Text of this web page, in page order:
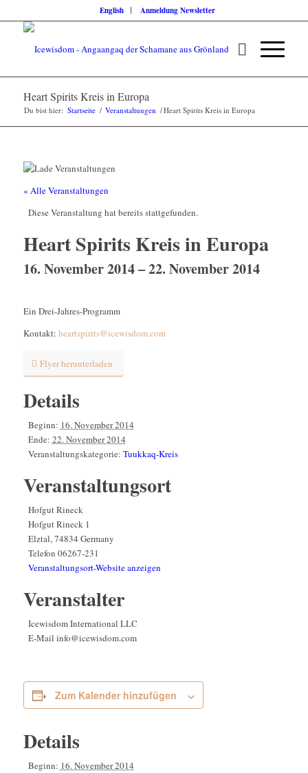
English Anmeldung Newsletter
Heart Spirits Kreis in Europa
Du bist hier: Startseite / Veranstaltungen /Heart Spirits Kreis in Europa
« Alle Veranstaltungen
Diese Veranstaltung hat bereits stattgefunden.
Heart Spirits Kreis in Europa
16. November 2014–22. November 2014
Ein Drei-Jahres-Programm
Kontakt: heartspirits@icewisdom.com
Flyer herunterladen
Details
Beginn: 16. November 2014
Ende: 22. November 2014
Veranstaltungskategorie: Tuukkaq-Kreis
Veranstaltungsort
Hofgut Rineck
Hofgut Rineck 1
Elztal,74834 Germany
Telefon 06267-231
Veranstaltungsort-Website anzeigen
Veranstalter
Icewisdom International LLC
E-Mail info@icewisdom.com
Zum Kalender hinzufügen
Details
Beginn: 16. November 2014